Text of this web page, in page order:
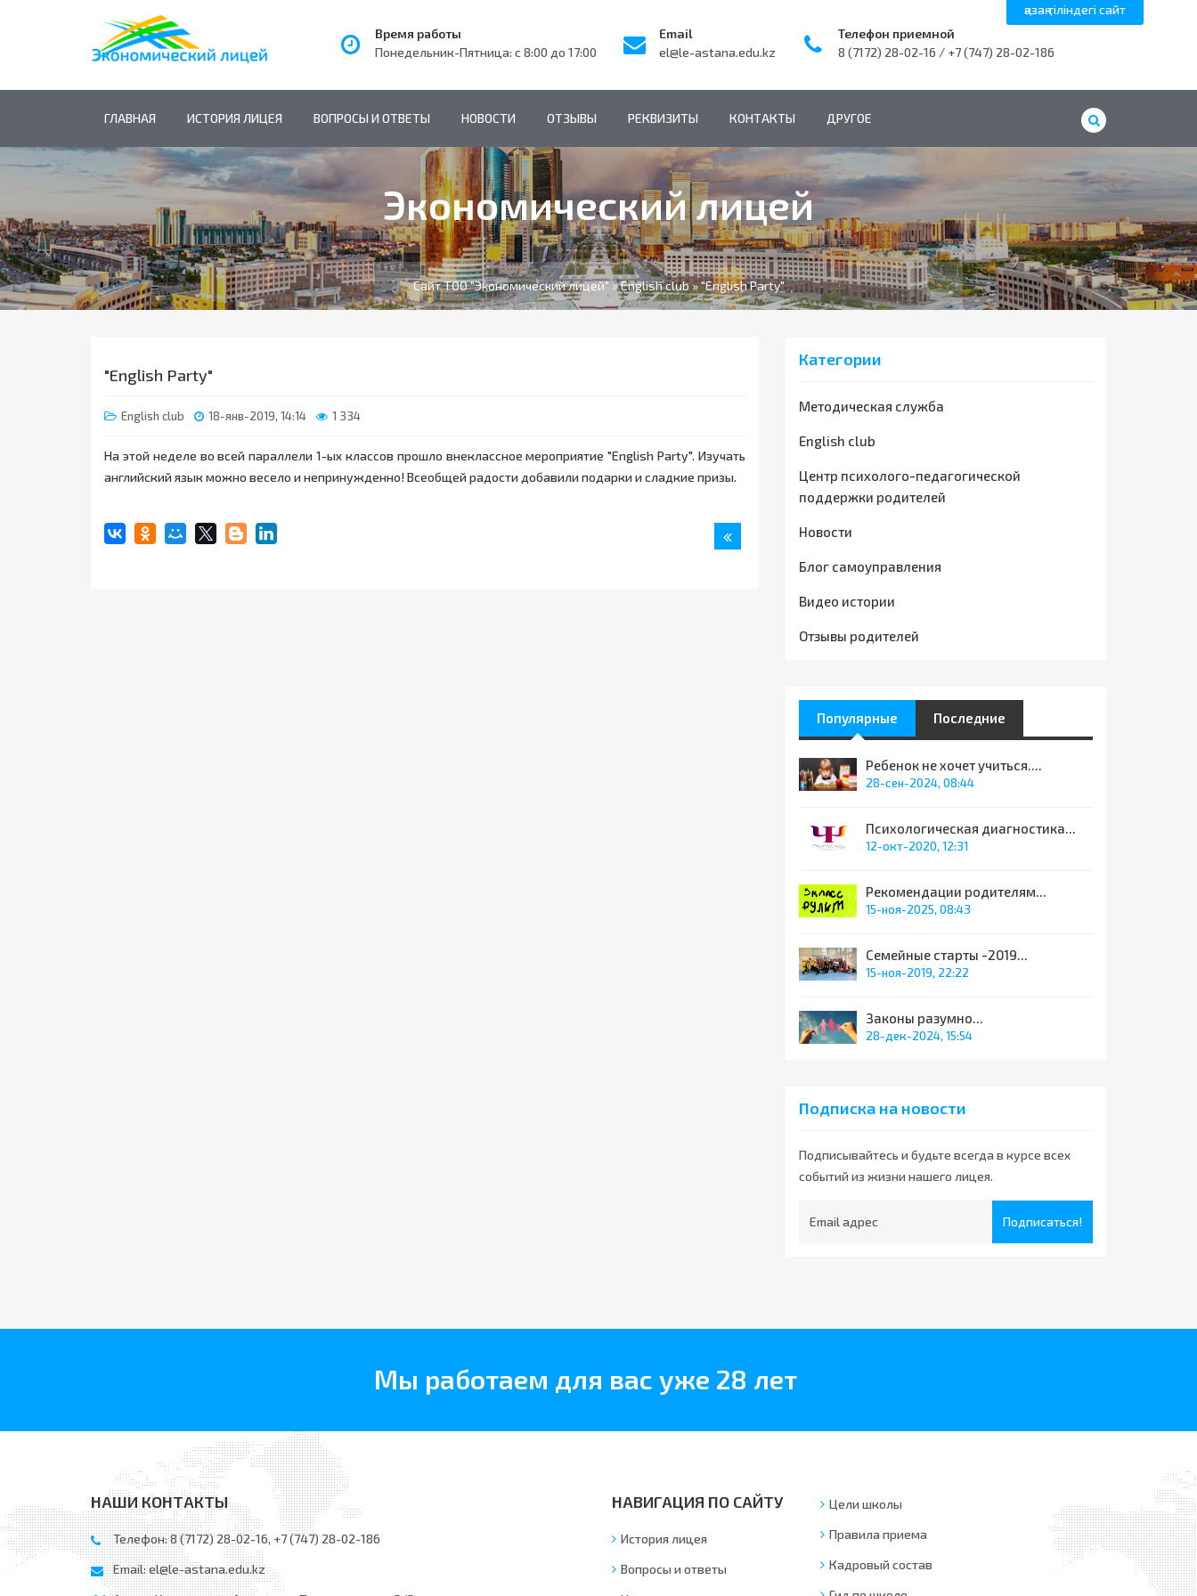
қазақ тіліндегі сайт
Время работы
Понедельник-Пятница: с 8:00 до 17:00
Email
el@le-astana.edu.kz
Телефон приемной
8 (7172) 28-02-16 / +7 (747) 28-02-186
ГЛАВНАЯ ИСТОРИЯ ЛИЦЕЯ ВОПРОСЫ И ОТВЕТЫ НОВОСТИ ОТЗЫВЫ РЕКВИЗИТЫ КОНТАКТЫ ДРУГОЕ
Экономический лицей
Сайт ТОО "Экономический лицей"»English club» "English Party"
"English Party"
English club 18-янв-2019, 14:14 1 334
На этой неделе во всей параллели 1-ых классов прошло внеклассное мероприятие "English Party". Изучать
английский язык можно весело и непринужденно! Всеобщей радости добавили подарки и сладкие призы.
Категории
Методическая служба
English club
Центр психолого-педагогической
поддержки родителей
Новости
Блог самоуправления
Видео истории
Отзывы родителей
Популярные Последние
Ребенок не хочет учиться....
28-сен-2024, 08:44
Психологическая диагностика...
12-окт-2020, 12:31
Рекомендации родителям...
15-ноя-2025, 08:43
Семейные старты -2019...
15-ноя-2019, 22:22
Законы разумно...
28-дек-2024, 15:54
Подписка на новости
Подписывайтесь и будьте всегда в курсе всех
событий из жизни нашего лицея.
Подписаться!
Мы работаем для вас уже 28 лет
НАШИ КОНТАКТЫ
Телефон: 8 (7172) 28-02-16, +7 (747) 28-02-186
Email:el@le-astana.edu.kz
НАВИГАЦИЯ ПО САЙТУ
История лицея
Вопросы и ответы
Цели школы
Правила приема
Кадровый состав